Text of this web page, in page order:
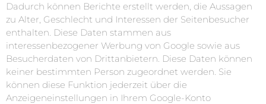
Dadurch können Berichte erstellt werden, die Aussagen
zu Alter, Geschlecht und Interessen der Seitenbesucher
enthalten. Diese Daten stammen aus
interessenbezogener Werbung von Google sowie aus
Besucherdaten von Drittanbietern. Diese Daten können
keiner bestimmten Person zugeordnet werden. Sie
können diese Funktion jederzeit über die
Anzeigeneinstellungen in Ihrem Google-Konto